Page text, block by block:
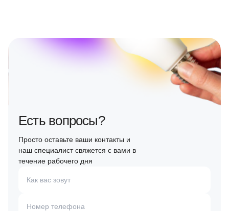
Есть вопросы?
Просто оставьте ваши контакты и
наш специалист свяжется с вами в
течение рабочего дня
Как вас зовут
Номер телефона